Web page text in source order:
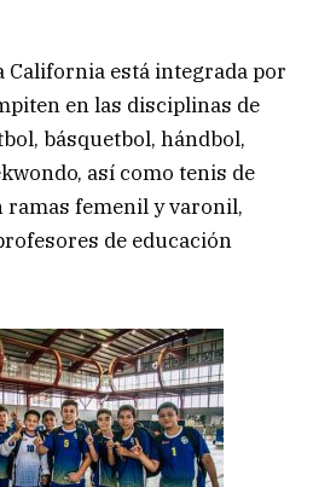
California está integrada por
en las disciplinas de
básquetbol, hándbol,
así como tenis de
ramas femenil y varonil,
de educación